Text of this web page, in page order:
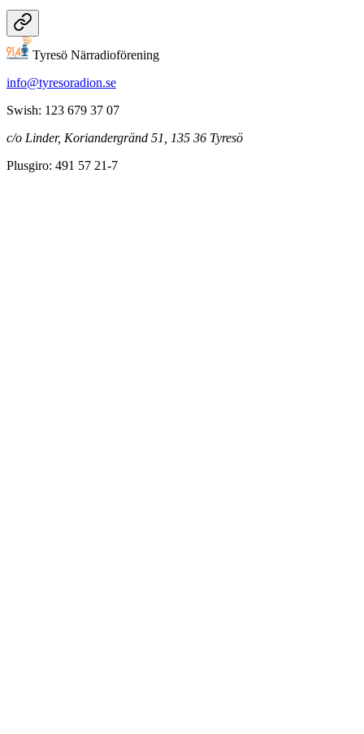
Tyresö Närradioförening
info@tyresoradion.se
Swish: 123 679 37 07
c/o Linder, Koriandergränd 51, 135 36 Tyresö
Plusgiro: 491 57 21-7